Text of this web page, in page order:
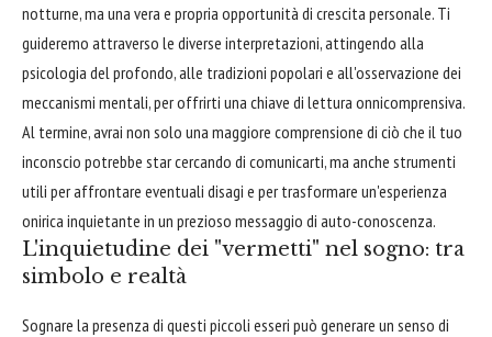
notturne, ma una vera e propria opportunità di crescita personale. Ti
guideremo attraverso le diverse interpretazioni, attingendo alla
psicologia del profondo, alle tradizioni popolari e all'osservazione dei
meccanismi mentali, per offrirti una chiave di lettura onnicomprensiva.
Al termine, avrai non solo una maggiore comprensione di ciò che il tuo
inconscio potrebbe star cercando di comunicarti, ma anche strumenti
utili per affrontare eventuali disagi e per trasformare un'esperienza
onirica inquietante in un prezioso messaggio di auto-conoscenza.
L'inquietudine dei "vermetti" nel sogno: tra
simbolo e realtà
Sognare la presenza di questi piccoli esseri può generare un senso di